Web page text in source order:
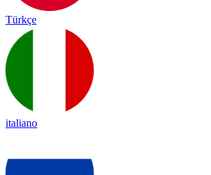
Türkçe
italiano